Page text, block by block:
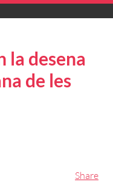
la desena
de les
Share